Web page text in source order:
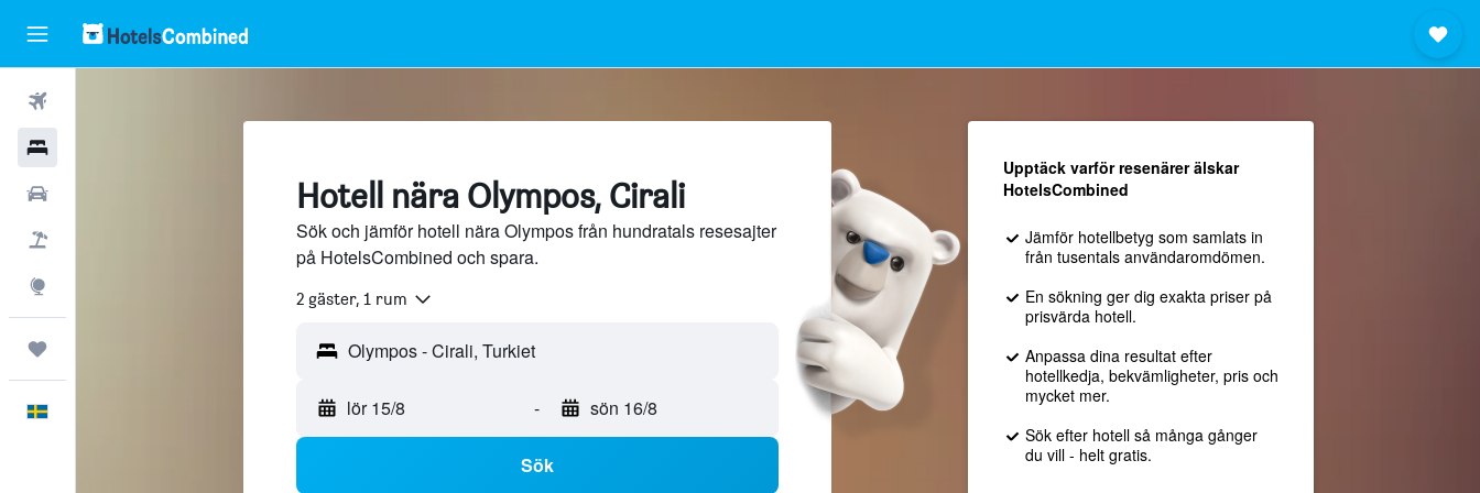
Hotell nära Olympos, Cirali
Sök och jämför hotell nära Olympos från hundratals resesajter
på HotelsCombined och spara.
2 gäster, 1 rum
lör 15/8 - sön 16/8
Sök
Upptäck varför resenärer älskar
HotelsCombined
Jämför hotellbetyg som samlats in
från tusentals användaromdömen.
En sökning ger dig exakta priser på
prisvärda hotell.
Anpassa dina resultat efter
hotellkedja, bekvämligheter, pris och
mycket mer.
Sök efter hotell så många gånger
du vill - helt gratis.